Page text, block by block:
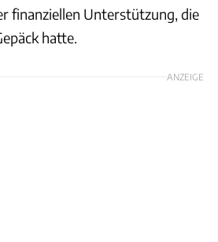
finanziellen Unterstützung, die
hatte.
ANZEIGE